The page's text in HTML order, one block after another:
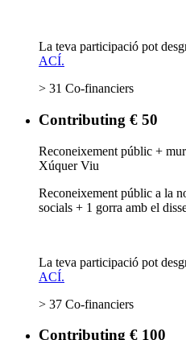
La teva participació pot
ACÍ.
> 31 Co-financiers
Contributing € 50
Reconeixement públic +
Xúquer Viu
Reconeixement públic a la
socials + 1 gorra amb el
La teva participació pot
ACÍ.
> 37 Co-financiers
Contributing € 100